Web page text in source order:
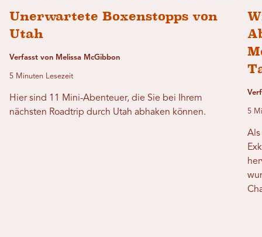
Unerwartete Boxenstopps von
Utah
Verfasst von Melissa McGibbon
5 Minuten Lesezeit
Hier sind 11 Mini-Abenteuer, die Sie bei Ihrem
nächsten Roadtrip durch Utah abhaken können.
5